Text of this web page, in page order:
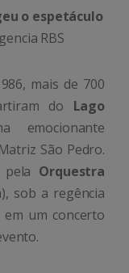
o espetáculo
RBS
mais de 700
do Lago
emocionante
São Pedro.
Orquestra
sob a regência
em um concerto